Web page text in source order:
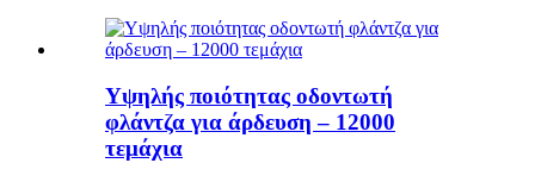
Υψηλής ποιότητας οδοντωτή
φλάντζα για άρδευση – 12000
τεμάχια